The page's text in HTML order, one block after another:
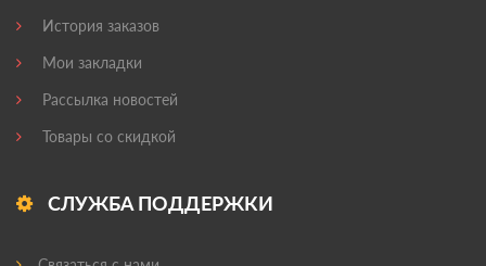
История заказов
Мои закладки
Рассылка новостей
Товары со скидкой
СЛУЖБА ПОДДЕРЖКИ